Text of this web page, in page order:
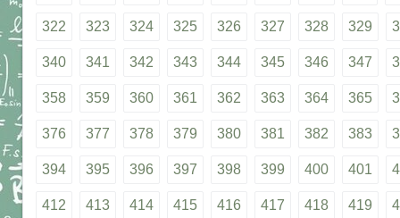
322 323 324 325 326 327 328 329
340 341 342 343 344 345 346 347
358 359 360 361 362 363 364 365
376 377 378 379 380 381 382 383
394 395 396 397 398 399 400 401
412 413 414 415 416 417 418 419